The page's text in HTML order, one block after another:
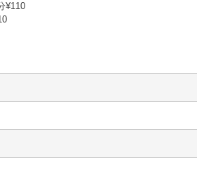
¥110